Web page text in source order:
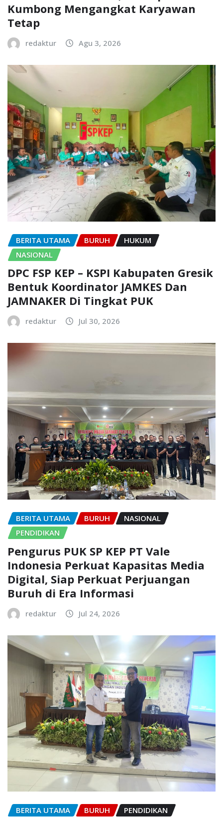
Kumbong Mengangkat Karyawan
Tetap
redaktur Agu 3, 2026
BERITA UTAMA BURUH
HUKUM
NASIONAL
DPC FSP KEP – KSPI Kabupaten Gresik
Bentuk Koordinator JAMKES Dan
JAMNAKER Di Tingkat PUK
redaktur Jul 30, 2026
BERITA UTAMA BURUH
NASIONAL
PENDIDIKAN
Pengurus PUK SP KEP PT Vale
Indonesia Perkuat Kapasitas Media
Digital, Siap Perkuat Perjuangan
Buruh di Era Informasi
redaktur Jul 24, 2026
BERITA UTAMA BURUH PENDIDIKAN